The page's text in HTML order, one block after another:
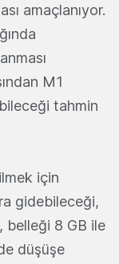
amaçlanıyor.
M1
tahmin
için
gidebileceği,
belleği 8 GB ile
düşüşe